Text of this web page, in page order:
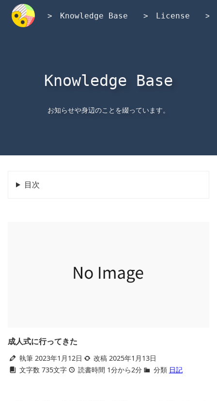
Knowledge Base License
Knowledge Base
お知らせや身辺のことを綴っています。
目次
成人式に行ってきた
執筆 2023年1月12日
改稿 2025年1月13日
文字数 735文字
読書時間 1分から2分 分類 日記